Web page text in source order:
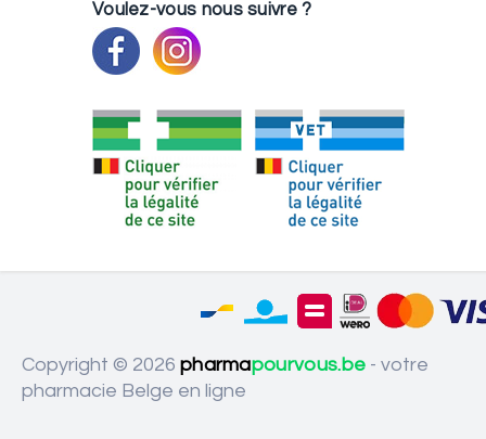
Voulez-vous nous suivre ?
Copyright © 2026 pharmapourvous.be - votre
pharmacie Belge en ligne